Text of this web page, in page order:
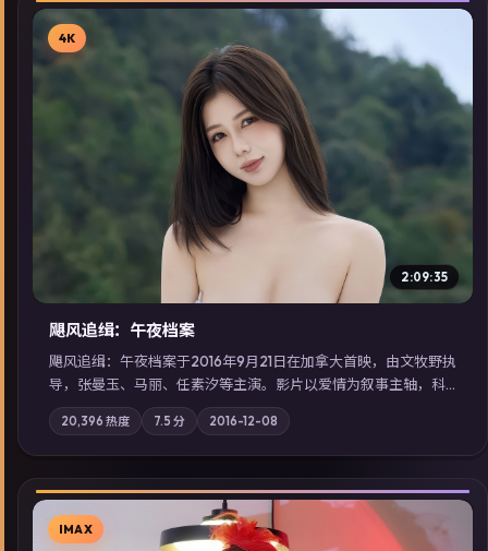
▶
4K
2:09:35
飓风追缉：午夜档案
飓风追缉：午夜档案于2016年9月21日在加拿大首映，由文牧野执
导，张曼玉、马丽、任素汐等主演。影片以爱情为叙事主轴，科
技与人性的边界在实验事故后逐渐模糊；摄影与配乐强化地域气
质；站内亦可通过「国产免费观看高清电视剧在线看」延展检索
同类型高分佳作，畅享高清在线追剧体验。
20,396 热度 7.5 分 2016-12-08
IMAX